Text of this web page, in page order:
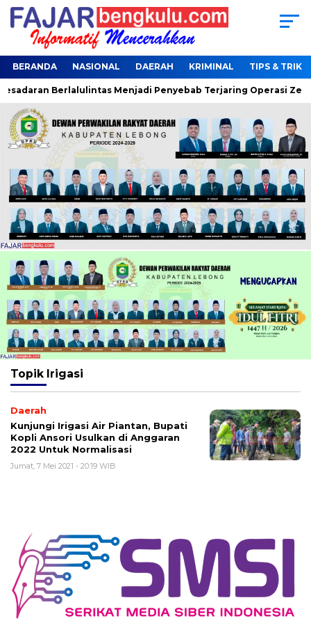
BERANDA NASIONAL DAERAH KRIMINAL TIPS & TRIK
Berlalulintas Menjadi Penyebab Terjaring Operasi Zebra
Topik Irigasi
Daerah
Kunjungi Irigasi Air Piantan, Bupati
Kopli Ansori Usulkan di Anggaran
2022 Untuk Normalisasi
Jumat, 7 Mei 2021 - 20:19 WIB